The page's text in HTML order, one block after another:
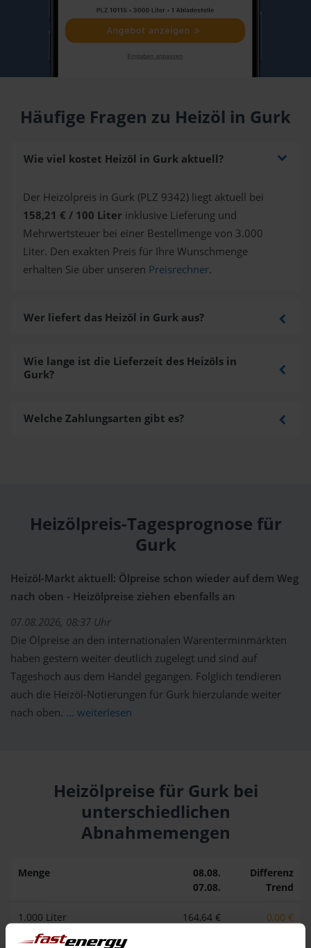
Häufige Fragen zu Heizöl in Gurk
Wie viel kostet Heizöl in Gurk aktuell?
Der Heizölpreis in Gurk (PLZ 9342) liegt aktuell bei
158,21 € / 100 Liter inklusive Lieferung und
Mehrwertsteuer bei einer Bestellmenge von 3.000
Liter. Den exakten Preis für Ihre Wunschmenge
erhalten Sie über unseren Preisrechner.
Wer liefert das Heizöl in Gurk aus?
Wie lange ist die Lieferzeit des Heizöls in
Gurk?
Welche Zahlungsarten gibt es?
Heizölpreis-Tagesprognose für
Gurk
Heizöl-Markt aktuell: Ölpreise schon wieder auf dem Weg
nach oben - Heizölpreise ziehen ebenfalls an
07.08.2026, 08:37 Uhr
Die Ölpreise an den internationalen Warenterminmärkten
haben gestern weiter deutlich zugelegt und sind auf
Tageshoch aus dem Handel gegangen. Folglich tendieren
auch die Heizöl-Notierungen für Gurk hierzulande weiter
nach oben. ... weiterlesen
Heizölpreise für Gurk bei
unterschiedlichen
Abnahmemengen
Menge
08.08.
07.08.
Differenz
Trend
1.000 Liter
164,64 €
0,00 €